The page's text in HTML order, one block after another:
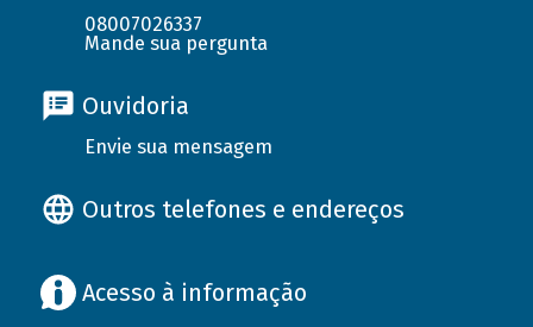
08007026337
Mande sua pergunta
Ouvidoria
Envie sua mensagem
Outros telefones e endereços
Acesso à informação